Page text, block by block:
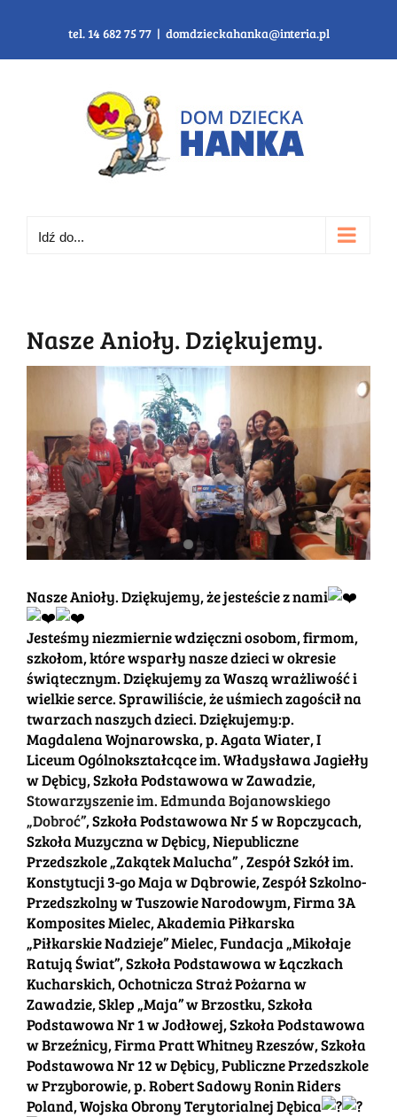
tel. 14 682 75 77 | domdzieckahanka@interia.pl
Idź do...
Nasze Anioły. Dziękujemy.
Nasze Anioły. Dziękujemy, że jesteście z nami
Jesteśmy niezmiernie wdzięczni osobom, firmom,
szkołom, które wsparły nasze dzieci w okresie
świątecznym. Dziękujemy za Waszą wrażliwość i
wielkie serce. Sprawiliście, że uśmiech zagościł na
twarzach naszych dzieci. Dziękujemy:p.
Magdalena Wojnarowska, p. Agata Wiater, I
Liceum Ogólnokształcące im. Władysława Jagiełły
w Dębicy, Szkoła Podstawowa w Zawadzie,
Stowarzyszenie im. Edmunda Bojanowskiego
„Dobroć”, Szkoła Podstawowa Nr 5 w Ropczycach,
Szkoła Muzyczna w Dębicy, Niepubliczne
Przedszkole „Zakątek Malucha” , Zespół Szkół im.
Konstytucji 3-go Maja w Dąbrowie, Zespół Szkolno-
Przedszkolny w Tuszowie Narodowym, Firma 3A
Komposites Mielec, Akademia Piłkarska
„Piłkarskie Nadzieje” Mielec, Fundacja „Mikołaje
Ratują Świat”, Szkoła Podstawowa w Łączkach
Kucharskich, Ochotnicza Straż Pożarna w
Zawadzie, Sklep „Maja” w Brzostku, Szkoła
Podstawowa Nr 1 w Jodłowej, Szkoła Podstawowa
w Brzeźnicy, Firma Pratt Whitney Rzeszów, Szkoła
Podstawowa Nr 12 w Dębicy, Publiczne Przedszkole
w Przyborowie, p. Robert Sadowy Ronin Riders
Poland, Wojska Obrony Terytorialnej Dębica